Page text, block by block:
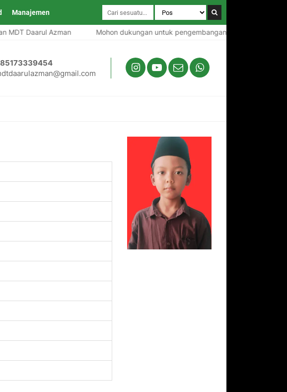
Manajemen
Daarul Azman Mohon dukungan untuk pengembangan MDT Daarul Azman